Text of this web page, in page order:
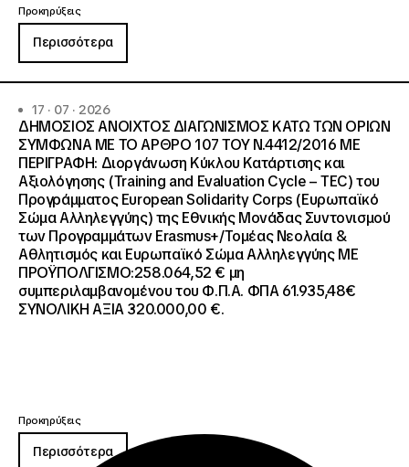
Προκηρύξεις
Περισσότερα
17 · 07 · 2026
ΔΗΜΟΣΙΟΣ ΑΝΟΙΧΤΟΣ ΔΙΑΓΩΝΙΣΜΟΣ ΚΑΤΩ ΤΩΝ ΟΡΙΩΝ
ΣΥΜΦΩΝΑ ΜΕ ΤΟ ΑΡΘΡΟ 107 ΤΟΥ Ν.4412/2016 ΜΕ
ΠΕΡΙΓΡΑΦΗ: Διοργάνωση Κύκλου Κατάρτισης και
Αξιολόγησης (Training and Evaluation Cycle – TEC) του
Προγράμματος European Solidarity Corps (Ευρωπαϊκό
Σώμα Αλληλεγγύης) της Εθνικής Μονάδας Συντονισμού
των Προγραμμάτων Erasmus+/Τομέας Νεολαία &
Αθλητισμός και Ευρωπαϊκό Σώμα Αλληλεγγύης ΜΕ
ΠΡΟΫΠΟΛΓΙΣΜΟ:258.064,52 € μη
συμπεριλαμβανομένου του Φ.Π.Α. ΦΠΑ 61.935,48€
ΣΥΝΟΛΙΚΗ ΑΞΙΑ 320.000,00 €.
Προκηρύξεις
Περισσότερα